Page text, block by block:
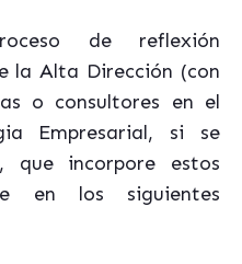
de reflexión
la Alta Dirección (con
o consultores en el
Empresarial, si se
que incorpore estos
en los siguientes